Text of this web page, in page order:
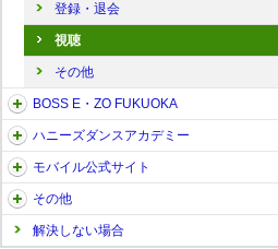
登録・退会
視聴
その他
BOSS E・ZO FUKUOKA
ハニーズダンスアカデミー
モバイル公式サイト
その他
解決しない場合